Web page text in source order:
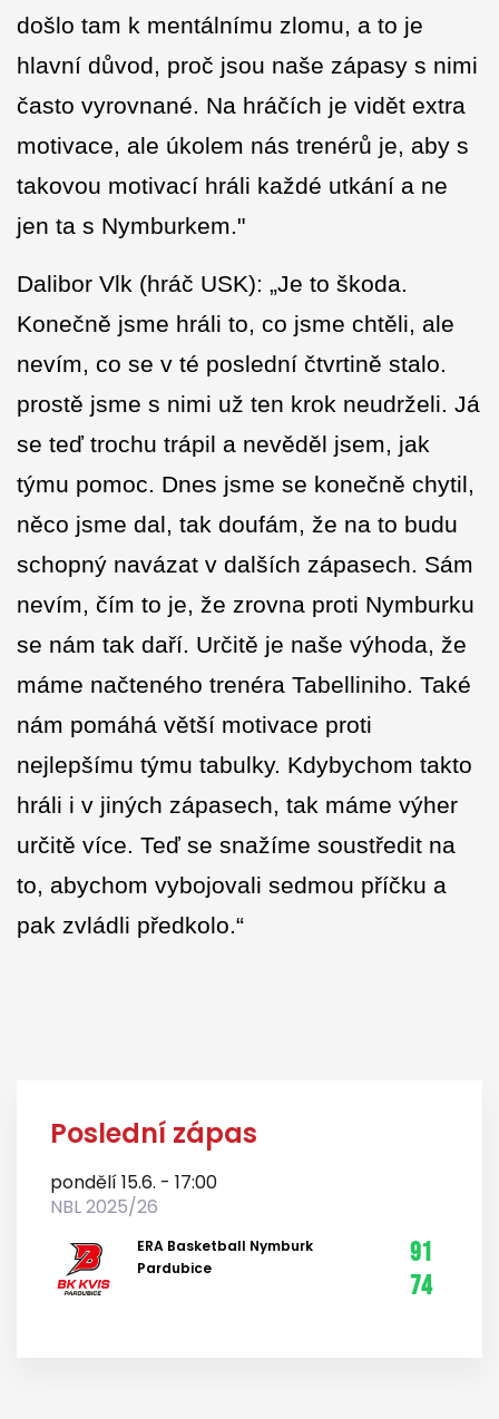
došlo tam k mentálnímu zlomu, a to je
hlavní důvod, proč jsou naše zápasy s nimi
často vyrovnané. Na hráčích je vidět extra
motivace, ale úkolem nás trenérů je, aby s
takovou motivací hráli každé utkání a ne
jen ta s Nymburkem."
Dalibor Vlk (hráč USK): „Je to škoda.
Konečně jsme hráli to, co jsme chtěli, ale
nevím, co se v té poslední čtvrtině stalo.
prostě jsme s nimi už ten krok neudrželi. Já
se teď trochu trápil a nevěděl jsem, jak
týmu pomoc. Dnes jsme se konečně chytil,
něco jsme dal, tak doufám, že na to budu
schopný navázat v dalších zápasech. Sám
nevím, čím to je, že zrovna proti Nymburku
se nám tak daří. Určitě je naše výhoda, že
máme načteného trenéra Tabelliniho. Také
nám pomáhá větší motivace proti
nejlepšímu týmu tabulky. Kdybychom takto
hráli i v jiných zápasech, tak máme výher
určitě více. Teď se snažíme soustředit na
to, abychom vybojovali sedmou příčku a
pak zvládli předkolo.“
Poslední zápas
pondělí 15.6. - 17:00
NBL 2025/26
ERA Basketball Nymburk
Pardubice
91
74